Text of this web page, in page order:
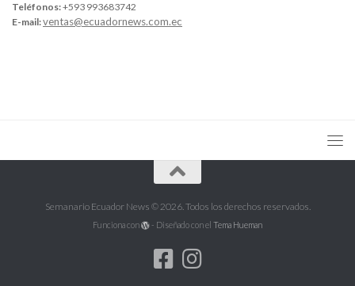
Teléfonos:+593 993683742
E-mail:ventas@ecuadornews.com.ec
Semanario Ecuador News © 2026. Todos los derechos reservados.
Funciona con - Diseñado con el Tema Hueman